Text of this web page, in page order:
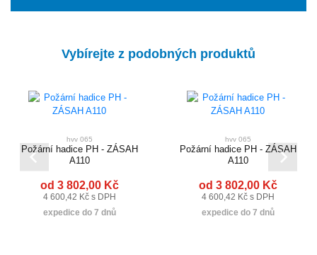
Vybírejte z podobných produktů
hvv 065
Požární hadice PH - ZÁSAH
A110
od 3 802,00 Kč
4 600,42 Kč s DPH
expedice do 7 dnů
hvv 065
Požární hadice PH - ZÁSAH
A110
od 3 802,00 Kč
4 600,42 Kč s DPH
expedice do 7 dnů